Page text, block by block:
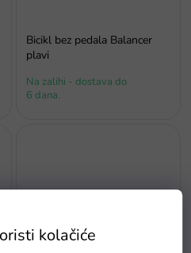
kolačiće
Bicikl bez pedala Balancer
plavi
Na zalihi - dostava do
6 dana.